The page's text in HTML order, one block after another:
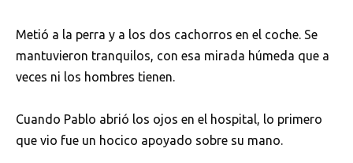
Metió a la perra y a los dos cachorros en el coche. Se
mantuvieron tranquilos, con esa mirada húmeda que a
veces ni los hombres tienen.
Cuando Pablo abrió los ojos en el hospital, lo primero
que vio fue un hocico apoyado sobre su mano.